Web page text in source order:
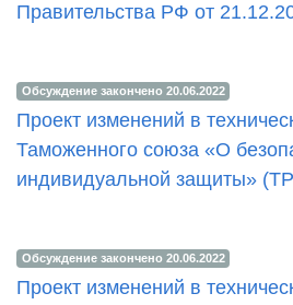
Правительства РФ от
Обсуждение закончено 20.06.2022
Проект изменений в
Таможенного союза «О
индивидуальной защиты»
Обсуждение закончено 20.06.2022
Проект изменений в